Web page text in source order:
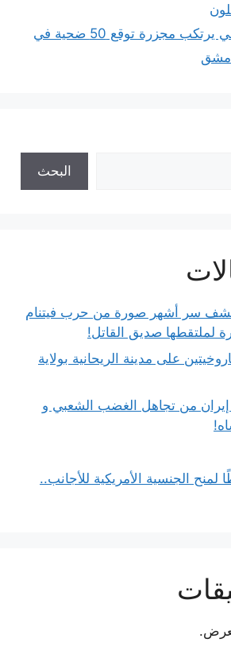
الطيران الروسي يرتكب مجزرة توقع 50 ضحية في
البحث
سر أشهر صورة من حرب فيتنام
لملتقطها صديق القاتل!
على مدينة الريحانية بولاية
إيران من تجاهل الغضب الشعبي و
الجنسية الأمريكية للأجانب..